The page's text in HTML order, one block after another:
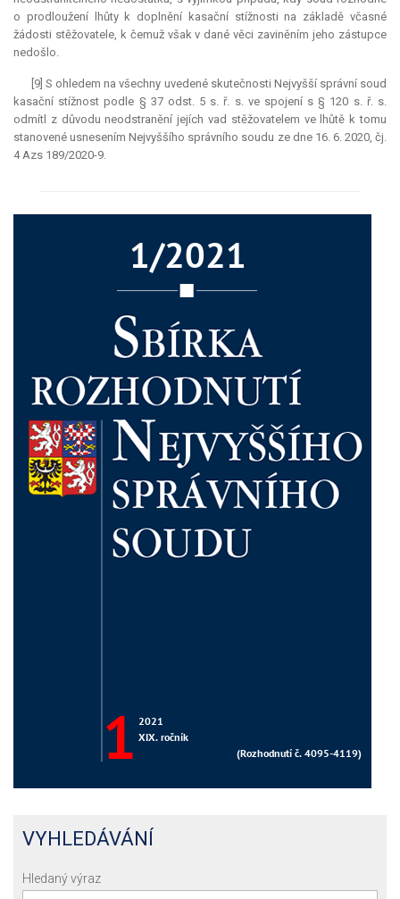
o prodloužení lhůty k doplnění kasační stížnosti na základě včasné
žádosti stěžovatele, k čemuž však v dané věci zaviněním jeho zástupce
nedošlo.
[9] S ohledem na všechny uvedené skutečnosti Nejvyšší správní soud
kasační stížnost podle § 37 odst. 5 s. ř. s. ve spojení s § 120 s. ř. s.
odmítl z důvodu neodstranění jejích vad stěžovatelem ve lhůtě k tomu
stanovené usnesením Nejvyššího správního soudu ze dne 16. 6. 2020, čj.
4 Azs 189/2020-9.
VYHLEDÁVÁNÍ
Hledaný výraz